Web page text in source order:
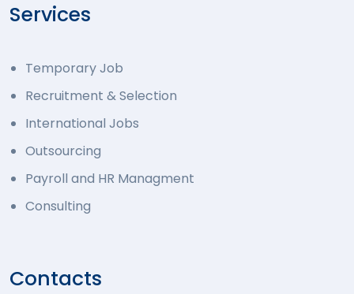
Services
Temporary Job
Recruitment & Selection
International Jobs
Outsourcing
Payroll and HR Managment
Consulting
Contacts